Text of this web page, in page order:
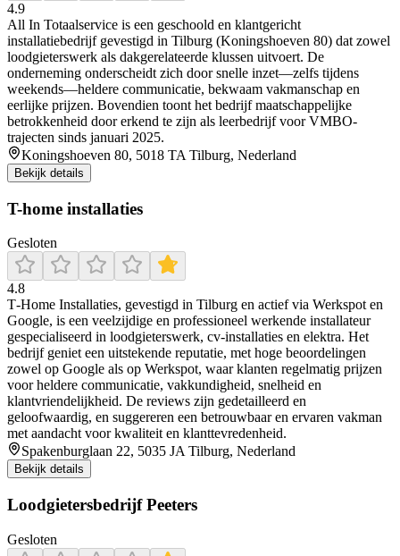
4.9
All In Totaalservice is een geschoold en klantgericht
installatiebedrijf gevestigd in Tilburg (Koningshoeven 80) dat zowel
loodgieterswerk als dakgerelateerde klussen uitvoert. De
onderneming onderscheidt zich door snelle inzet—zelfs tijdens
weekends—heldere communicatie, bekwaam vakmanschap en
eerlijke prijzen. Bovendien toont het bedrijf maatschappelijke
betrokkenheid door erkend te zijn als leerbedrijf voor VMBO-
trajecten sinds januari 2025.
Koningshoeven 80, 5018 TA Tilburg, Nederland
Bekijk details
T-home installaties
Gesloten
4.8
T‑Home Installaties, gevestigd in Tilburg en actief via Werkspot en
Google, is een veelzijdige en professioneel werkende installateur
gespecialiseerd in loodgieterswerk, cv-installaties en elektra. Het
bedrijf geniet een uitstekende reputatie, met hoge beoordelingen
zowel op Google als op Werkspot, waar klanten regelmatig prijzen
voor heldere communicatie, vakkundigheid, snelheid en
klantvriendelijkheid. De reviews zijn gedetailleerd en
geloofwaardig, en suggereren een betrouwbaar en ervaren vakman
met aandacht voor kwaliteit en klanttevredenheid.
Spakenburglaan 22, 5035 JA Tilburg, Nederland
Bekijk details
Loodgietersbedrijf Peeters
Gesloten